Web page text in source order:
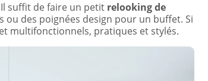
suffit de faire un petit relooking de
ou des poignées design pour un buffet. Si
multifonctionnels, pratiques et stylés.